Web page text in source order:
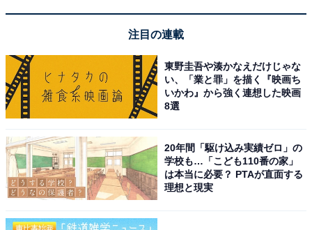
注目の連載
東野圭吾や湊かなえだけじゃな
い、「業と罪」を描く『映画ち
いかわ』から強く連想した映画
8選
20年間「駆け込み実績ゼロ」の
学校も…「こども110番の家」
は本当に必要？ PTAが直面する
理想と現実